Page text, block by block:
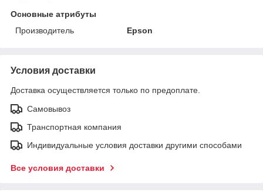
Основные атрибуты
Производитель
Epson
Условия доставки
Доставка осуществляется только по предоплате.
Самовывоз
Транспортная компания
Индивидуальные условия доставки другими способами
Все условия доставки